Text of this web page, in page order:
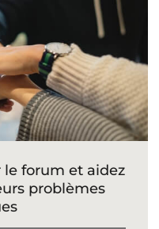
forum et aidez
problèmes